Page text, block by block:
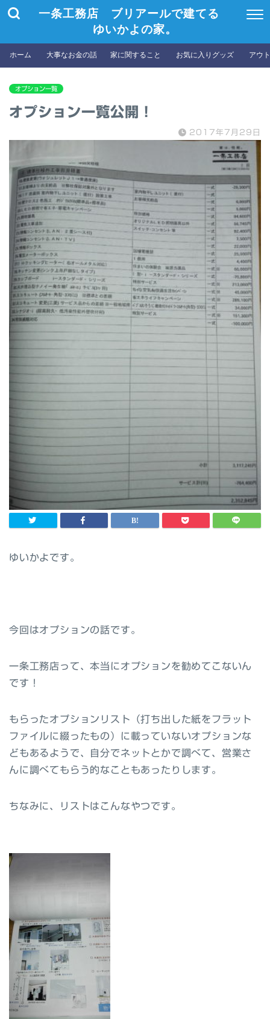
一条工務店 ブリアールで建てる
ゆいかよの家。
ホーム 大事なお金の話 家に関すること お気に入りグッズ アウ
オプション一覧
オプション一覧公開！
2017年7月29日
ゆいかよです。
今回はオプションの話です。
一条工務店って、本当にオプションを勧めてこないん
です！
もらったオプションリスト（打ち出した紙をフラット
ファイルに綴ったもの）に載っていないオプションな
どもあるようで、自分でネットとかで調べて、営業さ
んに調べてもらう的なこともあったりします。
ちなみに、リストはこんなやつです。